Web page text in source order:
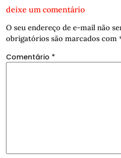
deixe um comentário
O seu endereço de e-mail não
obrigatórios são marcados com
Comentário *